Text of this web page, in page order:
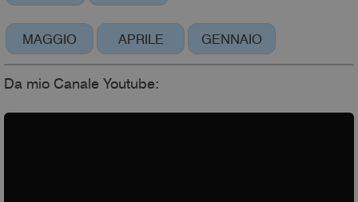
MAGGIO APRILE GENNAIO
Da mio Canale Youtube: